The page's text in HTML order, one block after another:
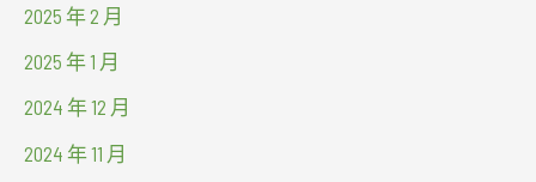
2025 年 2 月
2025 年 1 月
2024 年 12 月
2024 年 11 月